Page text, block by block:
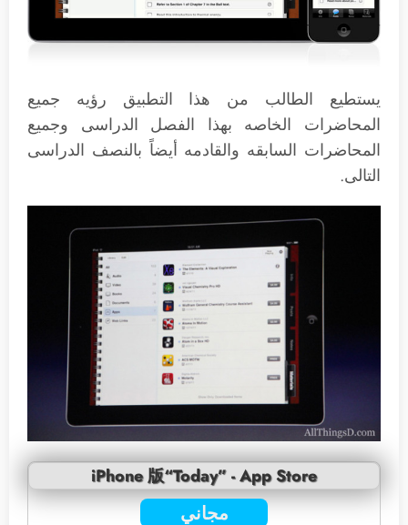
يستطيع الطالب من هذا التطبيق رؤيه جميع
المحاضرات الخاصه بهذا الفصل الدراسى وجميع
المحاضرات السابقه والقادمه أيضاً بالنصف الدراسى
التالى.
iPhone 版“Today” - App Store
مجاني